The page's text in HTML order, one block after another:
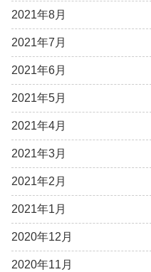
2021年8月
2021年7月
2021年6月
2021年5月
2021年4月
2021年3月
2021年2月
2021年1月
2020年12月
2020年11月